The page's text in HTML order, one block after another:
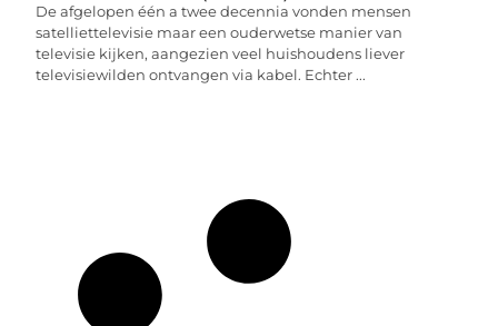
De afgelopen één a twee decennia vonden mensen
satelliettelevisie maar een ouderwetse manier van
televisie kijken, aangezien veel huishoudens liever
televisiewilden ontvangen via kabel. Echter ...